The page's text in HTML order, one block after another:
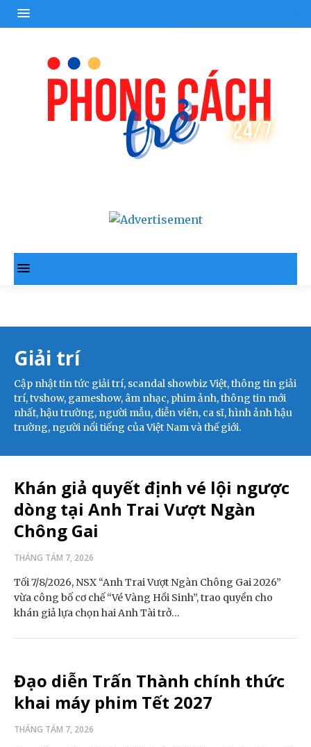
Giải trí
Cập nhật tin tức giải trí, scandal showbiz Việt, thông tin giải
trí, tvshow, gameshow, âm nhạc, phim ảnh, thông tin mới
nhất, hậu trường, người mẫu, diễn viên, ca sĩ, hình ảnh hậu
trường, người nổi tiếng của Việt Nam và thế giới.
Khán giả quyết định vé lội ngược
dòng tại Anh Trai Vượt Ngàn
Chông Gai
THÁNG TÁM 7, 2026
Tối 7/8/2026, NSX “Anh Trai Vượt Ngàn Chông Gai 2026”
vừa công bố cơ chế “Vé Vàng Hồi Sinh”, trao quyền cho
khán giả lựa chọn hai Anh Tài trở…
Đạo diễn Trấn Thành chính thức
khai máy phim Tết 2027
THÁNG TÁM 7, 2026